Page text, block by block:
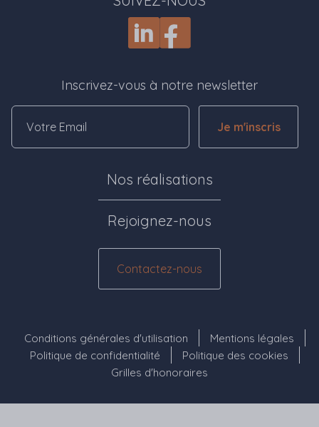
Inscrivez-vous à notre newsletter
Je m'inscris
Nos réalisations
Rejoignez-nous
Contactez-nous
Conditions générales d'utilisation
Mentions légales
Politique de confidentialité
Politique des cookies
Grilles d'honoraires